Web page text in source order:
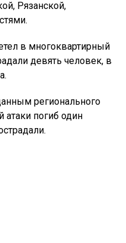
Рязанской,
в многоквартирный
девять человек, в
регионального
атаки погиб один